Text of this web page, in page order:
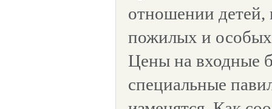
отношении детей,
пожилых и
Цены на входные
специальные